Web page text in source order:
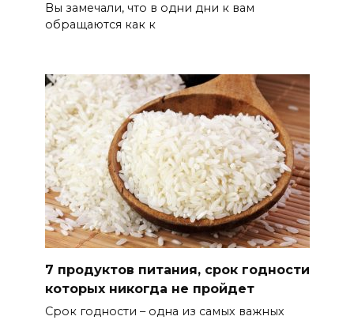
Вы замечали, что в одни дни к вам
обращаются как к
7 продуктов питания, срок годности
которых никогда не пройдет
Срок годности – одна из самых важных